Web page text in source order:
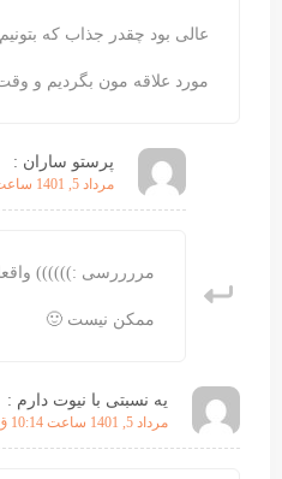
عالی بود چقدر جذاب که
مورد علاقه مون بگردیم و
پرستو ساران :
مرداد 5, 1401 ساعت 10:21 ق.ظ
مررررسی :)))))) واقعا
ممکن نیست 🙂
یه نسبتی با نیوت دارم :
مرداد 5, 1401 ساعت 10:14 ق.ظ